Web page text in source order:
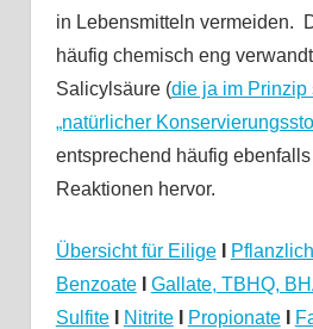
in Lebensmitteln vermeiden.
häufig chemisch eng
Salicylsäure (die ja im Prinzip
„natürlicher
entsprechend häufig
Reaktionen hervor.
Übersicht für Eilige
Benzoate
Gallate, TBHQ,
Sulfite
Nitrite Propionate